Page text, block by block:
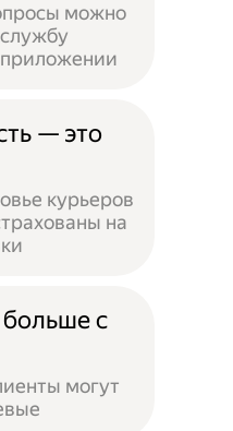
можно
— это
курьеров
на
с
могут